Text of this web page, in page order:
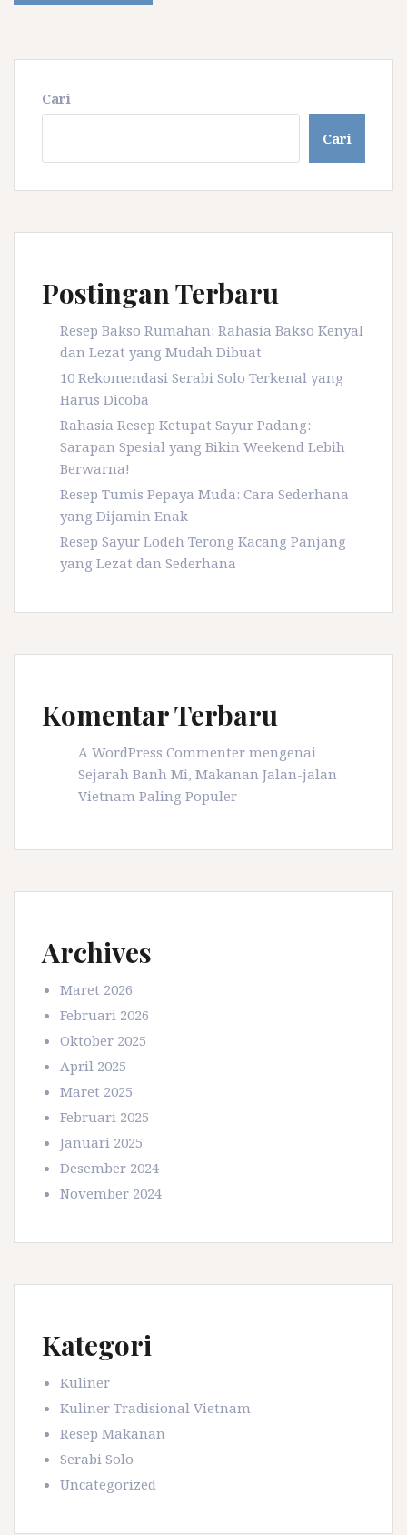
Cari
Cari
Postingan Terbaru
Resep Bakso Rumahan: Rahasia Bakso Kenyal
dan Lezat yang Mudah Dibuat
10 Rekomendasi Serabi Solo Terkenal yang
Harus Dicoba
Rahasia Resep Ketupat Sayur Padang:
Sarapan Spesial yang Bikin Weekend Lebih
Berwarna!
Resep Tumis Pepaya Muda: Cara Sederhana
yang Dijamin Enak
Resep Sayur Lodeh Terong Kacang Panjang
yang Lezat dan Sederhana
Komentar Terbaru
A WordPress Commenter mengenai
Sejarah Banh Mi, Makanan Jalan-jalan
Vietnam Paling Populer
Archives
Maret 2026
Februari 2026
Oktober 2025
April 2025
Maret 2025
Februari 2025
Januari 2025
Desember 2024
November 2024
Kategori
Kuliner
Kuliner Tradisional Vietnam
Resep Makanan
Serabi Solo
Uncategorized